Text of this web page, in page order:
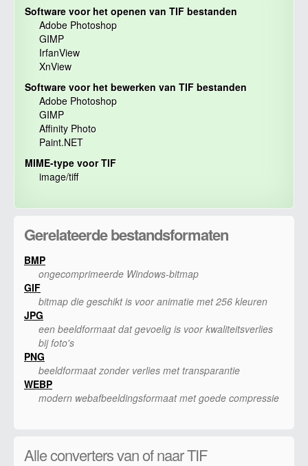
Software voor het openen van TIF bestanden
Adobe Photoshop
GIMP
IrfanView
XnView
Software voor het bewerken van TIF bestanden
Adobe Photoshop
GIMP
Affinity Photo
Paint.NET
MIME-type voor TIF
image/tiff
Gerelateerde bestandsformaten
BMP
ongecomprimeerde Windows-bitmap
GIF
bitmap die geschikt is voor animatie met 256 kleuren
JPG
een beeldformaat dat gevoelig is voor kwaliteitsverlies
bij foto's
PNG
beeldformaat zonder verlies met transparantie
WEBP
modern webafbeeldingsformaat met goede compressie
Alle converters van of naar TIF